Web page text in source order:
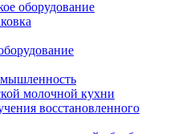
оборудование
молочной кухни
восстановленного